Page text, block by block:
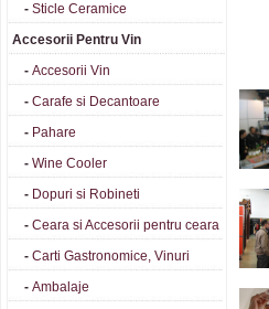
- Sticle Ceramice
Accesorii Pentru Vin
- Accesorii Vin
- Carafe si Decantoare
- Pahare
- Wine Cooler
- Dopuri si Robineti
- Ceara si Accesorii pentru ceara
- Carti Gastronomice, Vinuri
- Ambalaje